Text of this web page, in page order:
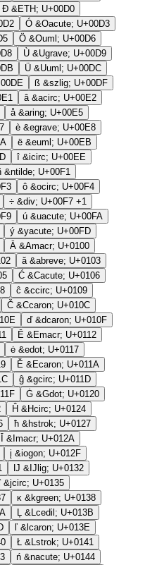
Ð &ETH; U+00D0
Ó &Oacute; U+00D3
Ö &Ouml; U+00D6
Ù &Ugrave; U+00D9
Ü &Uuml; U+00DC
ß &szlig; U+00DF
â &acirc; U+00E2
å &aring; U+00E5
è &egrave; U+00E8
ë &euml; U+00EB
î &icirc; U+00EE
&ntilde; U+00F1
ô &ocirc; U+00F4
÷ &div; U+00F7 +1
ú &uacute; U+00FA
ý &yacute; U+00FD
Ā &Amacr; U+0100
ă &abreve; U+0103
Ć &Cacute; U+0106
ĉ &ccirc; U+0109
Č &Ccaron; U+010C
ď &dcaron; U+010F
Ē &Emacr; U+0112
ė &edot; U+0117
Ě &Ecaron; U+011A
ĝ &gcirc; U+011D
Ġ &Gdot; U+0120
Ĥ &Hcirc; U+0124
ħ &hstrok; U+0127
Ī &Imacr; U+012A
į &iogon; U+012F
Ĳ &IJlig; U+0132
&jcirc; U+0135
ĸ &kgreen; U+0138
Ļ &Lcedil; U+013B
ľ &lcaron; U+013E
Ł &Lstrok; U+0141
ń &nacute; U+0144